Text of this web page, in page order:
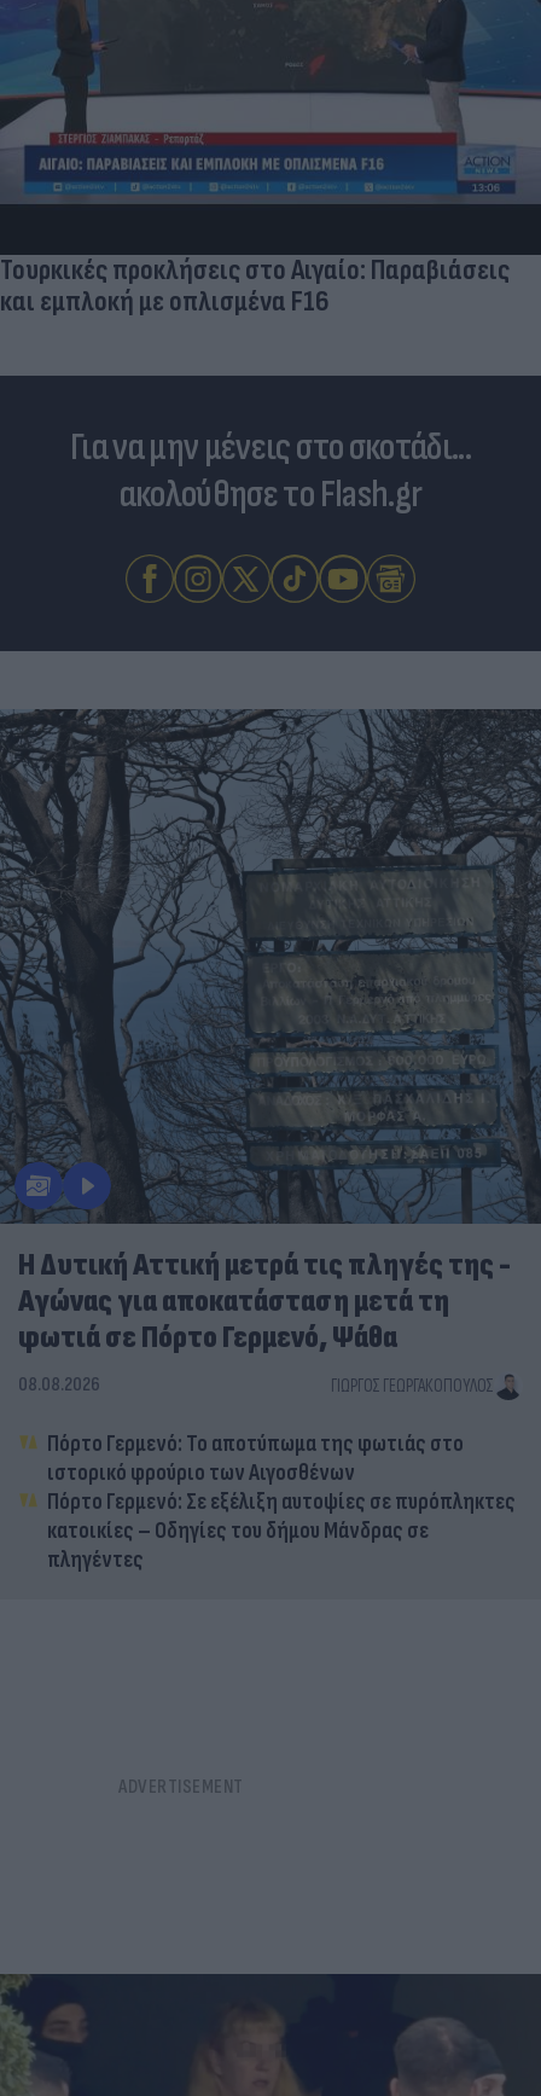
Ηλεκτρικά πατίνια: 3,5 φορές μεγαλύτερος ο
κίνδυνος σοβαρής εγκεφαλικής κάκωσης
Για να μην μένεις στο σκοτάδι...
ακολούθησε το Flash.gr
Η Δυτική Αττική μετρά τις πληγές της -
Αγώνας για αποκατάσταση μετά τη
φωτιά σε Πόρτο Γερμενό, Ψάθα
08.08.2026 ΓΙΏΡΓΟΣ ΓΕΩΡΓΑΚΌΠΟΥΛΟΣ
Πόρτο Γερμενό: Το αποτύπωμα της φωτιάς στο
ιστορικό φρούριο των Αιγοσθένων
Πόρτο Γερμενό: Σε εξέλιξη αυτοψίες σε πυρόπληκτες
κατοικίες – Οδηγίες του δήμου Μάνδρας σε
πληγέντες